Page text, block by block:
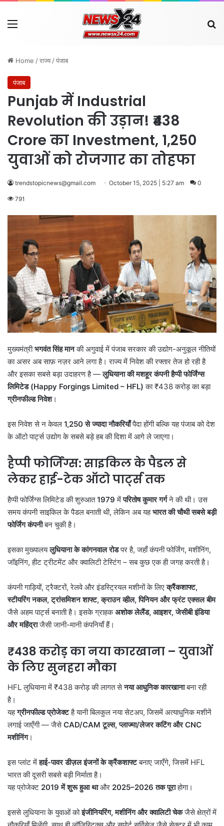
Menu
Home /राज्य /पंजाब
पंजाब
Punjab में Industrial
Revolution की उड़ान! ₹438
Crore का Investment, 1,250
युवाओं को रोजगार का तोहफा
trendstopicnews@gmail.com October 15, 2025 | 5:27 am 0
791
मुख्यमंत्रीभगवंत सिंह मानकी अगुवाई में पंजाब सरकार की उद्योग-अनुकूल नीतियों
का असर अब साफ़ नज़र आने लगा है। राज्य में निवेश की रफ्तार तेज हो रही है
और इसका सबसे बड़ा उदाहरण है —लुधियाना की मशहूर कंपनी हैप्पी फोर्जिंग्स
लिमिटेड (Happy Forgings Limited – HFL) का ₹438 करोड़ का बड़ा
ग्रीनफील्ड निवेश।
इस निवेश से न केवल 1,250से ज्यादा नौकरियाँपैदा होंगी बल्कि यह पंजाब को देश
के ऑटो पार्ट्स उद्योग के सबसे बड़े हब की दिशा में आगे ले जाएगा।
हैप्पी फोर्जिंग्स: साइकिल के पैडल से
लेकर हाई-टेक ऑटो पार्ट्स तक
हैप्पी फोर्जिंग्स लिमिटेड की शुरुआत1979 मेंपरितोष कुमार गर्गने की थी। उस
समय कंपनी साइकिल के पैडल बनाती थी, लेकिन अब यहभारत की चौथी सबसे बड़ी
फोर्जिंग कंपनीबन चुकी है।
इसका मुख्यालयलुधियाना के कांगनवाल रोडपर है, जहाँ कंपनी फोर्जिंग, मशीनिंग,
जॉइनिंग, हीट ट्रीटमेंट और क्वालिटी टेस्टिंग – सब कुछ एक ही जगह करती है।
कंपनी गाड़ियों, ट्रैक्टरों, रेलवे और इंडस्ट्रियल मशीनों के लिएक्रैंकशाफ्ट,
स्टीयरिंग नकल,ट्रांसमिशन शाफ्ट,क्राउन व्हील,पिनियन और फ्रंट एक्सल बीम
जैसे अहम पार्ट्स बनाती है। इसके ग्राहकअशोक लेलैंड, आइशर,जेसीबी इंडिया
और महिंद्राजैसी जानी-मानी कंपनियाँ हैं।
₹438करोड़ का नया कारखाना – युवाओं
के लिए सुनहरा मौका
HFL लुधियाना में ₹438 करोड़ की लागत सेनया आधुनिक कारखानाबना रही
है।
यहग्रीनफील्ड प्रोजेक्टहै यानी बिलकुल नया सेटअप, जिसमें अत्याधुनिक मशीनें
लगाई जाएँगी — जैसेCAD/CAMटूल्स,प्लाज्मा/लेजर कटिंग और CNC
मशीनिंग।
इस प्लांट मेंहाई-पावर डीज़ल इंजनों के क्रैंकशाफ्टबनाए जाएँगे, जिसमें HFL
भारत की दूसरी सबसे बड़ी निर्माता है।
यह प्रोजेक्ट 2019में शुरू हुआ थाऔर 2025–2026तक पूराहोगा।
इससे लुधियाना के युवाओं कोइंजीनियरिंग,मशीनिंग और क्वालिटी चेकजैसे क्षेत्रों में